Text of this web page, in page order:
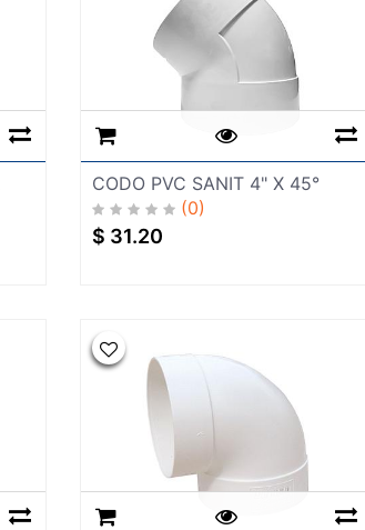
CODO PVC SANIT 4" X 45°
(0)
$ 31.20